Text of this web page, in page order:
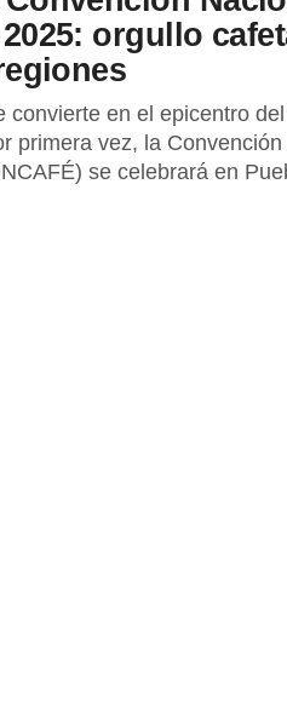
orgullo
convierte en el epicentro
primera vez, la Convención
se celebrará en